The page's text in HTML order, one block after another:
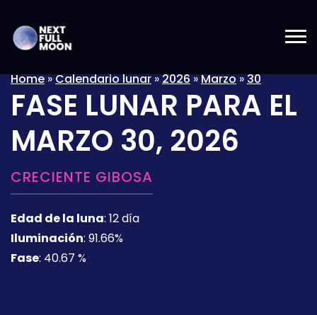
Home»Calendario lunar»2026»Marzo»30
FASE LUNAR PARA EL
MARZO 30, 2026
CRECIENTE GIBOSA
Edad de la luna: 12 día
Iluminación: 91.66%
Fase: 40.67 %